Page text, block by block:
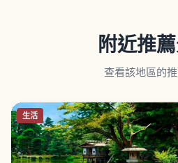
附近推
查看該地區的
生活